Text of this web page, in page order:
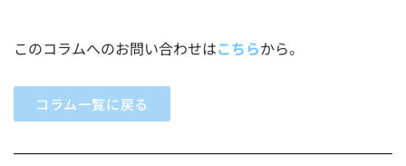
このコラムへのお問い合わせはこちらから。
コラム一覧に戻る